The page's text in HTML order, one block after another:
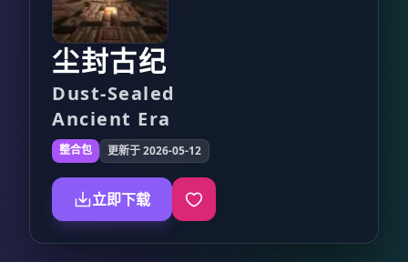
尘封古纪
Dust-Sealed
Ancient Era
整合包 更新于 2026-05-12
立即下载